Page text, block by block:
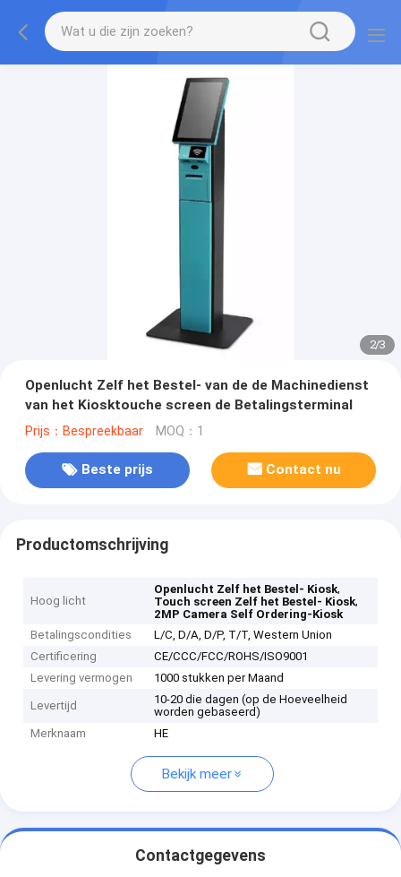
2/3
Openlucht Zelf het Bestel- van de de Machinedienst
van het Kiosktouche screen de Betalingsterminal
Prijs：Bespreekbaar MOQ：1
Beste prijs Contact nu
Productomschrijving
Hoog licht
Openlucht Zelf het Bestel- Kiosk,
Touch screen Zelf het Bestel- Kiosk,
2MP Camera Self Ordering-Kiosk
Betalingscondities
L/C, D/A, D/P, T/T, Western Union
Certificering
CE/CCC/FCC/ROHS/ISO9001
Levering vermogen
1000 stukken per Maand
Levertijd
10-20 die dagen (op de Hoeveelheid
worden gebaseerd)
Merknaam
HE
Bekijk meer
Contactgegevens